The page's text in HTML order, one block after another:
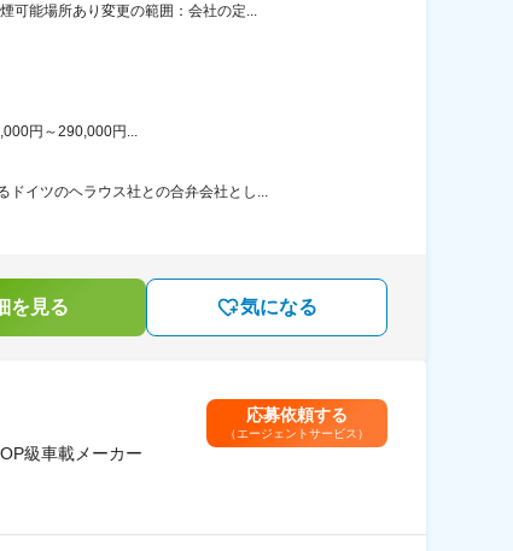
可能場所あり変更の範囲：会社の定...
円～290,000円...
イツのヘラウス社との合弁会社とし...
を見る 気になる
級車載メーカー
応募依頼する
（エージェントサービス）